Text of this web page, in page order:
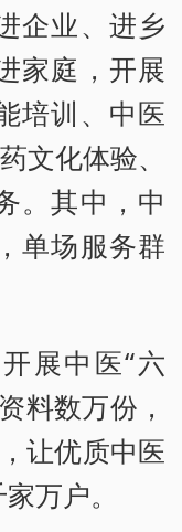
企业、进乡
家庭，开展
培训、中医
文化体验、
。其中，中
单场服务群
展中医“六
料数万份，
让优质中医
万户。